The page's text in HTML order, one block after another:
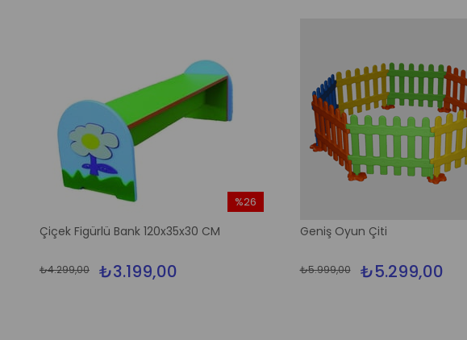
Çiçek Figürlü Bank 120x35x30 CM
₺3.199,00
₺4.299,00
%26
Geniş Oyun Çiti
₺5.299,00
₺5.999,00